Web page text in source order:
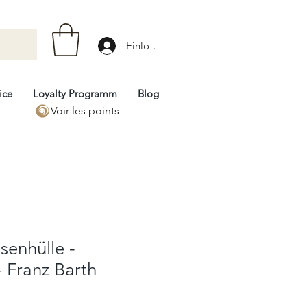
Einloggen
Loyalty Programm
Blog
Voir les points
-
Franz Barth